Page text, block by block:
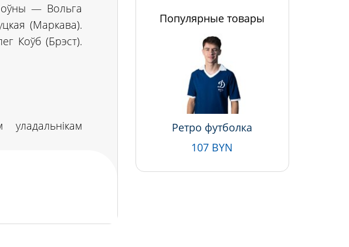
— Вольга
(Маркава).
Коўб (Брэст).
Популярные товары
Ретро футболка
107 BYN